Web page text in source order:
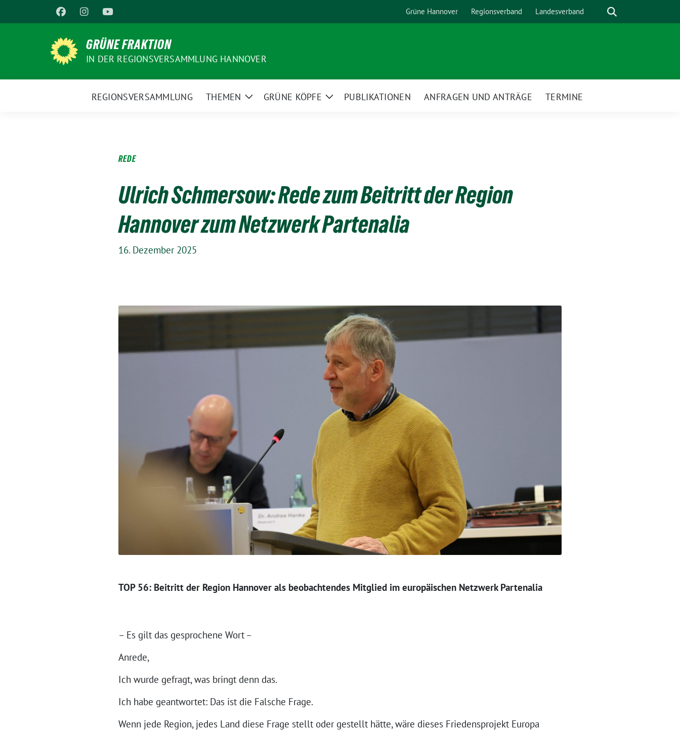
zum
Grüne Hannover Regionsverband Landesverband Suche
GRÜNE FRAKTION
IN DER REGIONSVERSAMMLUNG HANNOVER
REGIONSVERSAMMLUNG THEMEN
ZeigeGRÜNE KÖPFE
ZeigePUBLIKATIONEN ANFRAGEN UND ANTRÄGE TERMINE
REDE
Ulrich Schmersow: Rede zum Beitritt der Region
Hannover zum Netzwerk Partenalia
16. Dezember 2025
TOP 56: Beitritt der Region Hannover als beobachtendes Mitglied im europäischen Netzwerk Partenalia
– Es gilt das gesprochene Wort –
Anrede,
Ich wurde gefragt, was bringt denn das.
Ich habe geantwortet: Das ist die Falsche Frage.
Wenn jede Region, jedes Land diese Frage stellt oder gestellt hätte, wäre dieses Friedensprojekt Europa